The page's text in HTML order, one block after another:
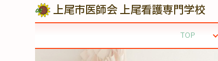
上尾市医師会上尾看護専門学校
TOP